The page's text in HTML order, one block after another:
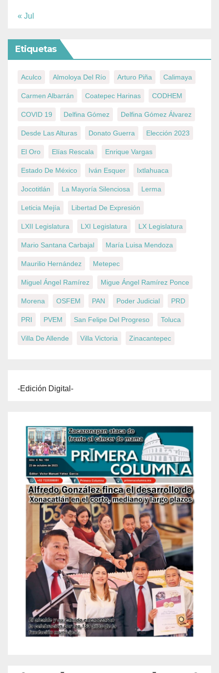
« Jul
Etiquetas
Aculco Almoloya Del Río Arturo Piña Calimaya
Carmen Albarrán Coatepec Harinas CODHEM
COVID 19 Delfina Gómez Delfina Gómez Álvarez
Desde Las Alturas Donato Guerra Elección 2023
El Oro Elías Rescala Enrique Vargas
Estado De México Iván Esquer Ixtlahuaca
Jocotitlán La Mayoría Silenciosa Lerma
Leticia Mejía Libertad De Expresión
LXII Legislatura LXI Legislatura LX Legislatura
Mario Santana Carbajal María Luisa Mendoza
Maurilio Hernández Metepec
Miguel Ángel Ramírez Migue Ángel Ramírez Ponce
Morena OSFEM PAN Poder Judicial PRD
PRI PVEM San Felipe Del Progreso Toluca
Villa De Allende Villa Victoria Zinacantepec
-Edición Digital-